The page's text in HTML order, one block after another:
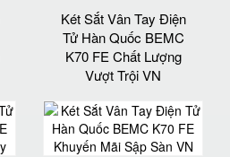
Két Sắt Vân Tay Điện
Tử Hàn Quốc BEMC
K70 FE Chất Lượng
Vượt Trội VN